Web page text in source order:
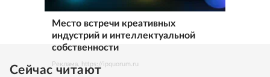
Место встречи креативных
индустрий и интеллектуальной
собственности
Реклама. https://ipquorum.ru
Сейчас читают